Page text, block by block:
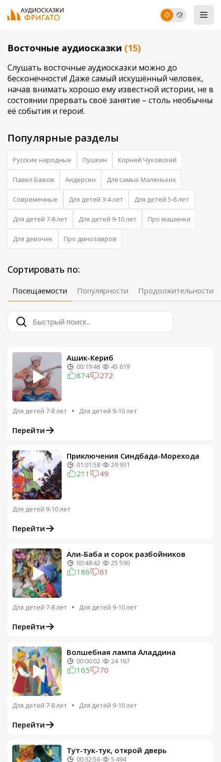
Восточные аудиосказки (15)
Слушать восточные аудиосказки можно до
бесконечности! Даже самый искушённый человек,
начав внимать хорошо ему известной истории, не в
состоянии прервать своё занятие – столь необычны
её события и герои!.
Популярные разделы
Русские народные Пушкин Корней Чуковский
Павел Бажов Андерсен Для самых Маленьких
Современные Для детей 3-4 лет Для детей 5-6 лет
Для детей 7-8 лет Для детей 9-10 лет Про машинки
Для девочек Про динозавров
Сортировать по:
Посещаемости Популярности Продолжительности
Ашик-Кериб
00:19:48 45 619
874 272
Для детей 7-8 лет Для детей 9-10 лет
Перейти
Приключения Синдбада-Морехода
01:01:58 29 931
211 49
Для детей 9-10 лет
Перейти
Али-Баба и сорок разбойников
00:48:42 25 590
186 61
Для детей 7-8 лет Для детей 9-10 лет
Перейти
Волшебная лампа Аладдина
00:00:02 24 167
165 70
Для детей 7-8 лет Для детей 9-10 лет
Перейти
Тут-тук-тук, открой дверь
00:32:56 5 494